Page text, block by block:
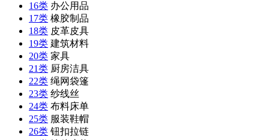
16类 办公用品
17类 橡胶制品
18类 皮革皮具
19类 建筑材料
20类 家具
21类 厨房洁具
22类 绳网袋篷
23类 纱线丝
24类 布料床单
25类 服装鞋帽
26类 钮扣拉链